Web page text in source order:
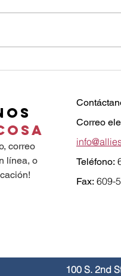
Leona, un
sus
correo
línea, o
Correo
Teléfono:
Fax: 609-
100 S. 2nd